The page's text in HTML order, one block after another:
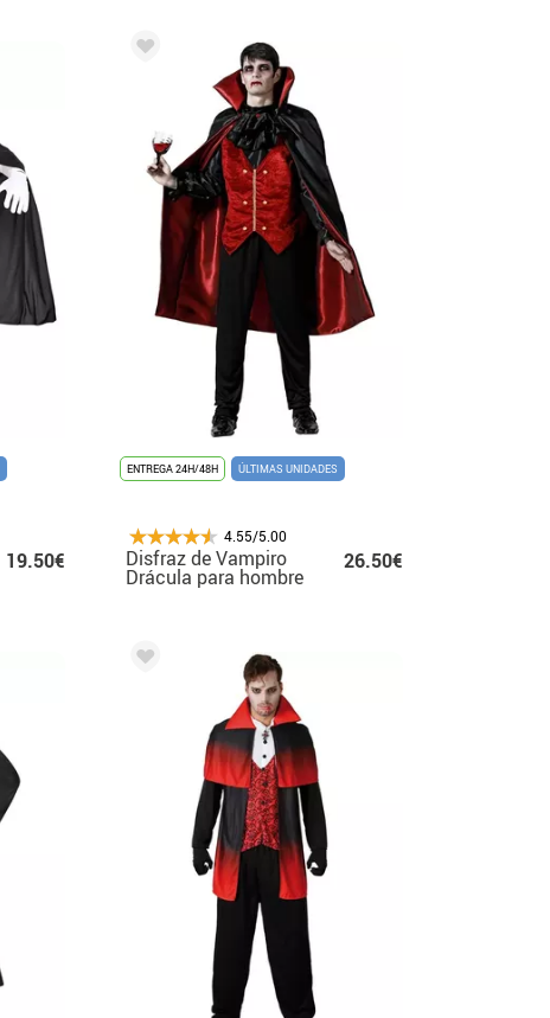
19.50€
ENTREGA 24H/48H ÚLTIMAS UNIDADES
4.55/5.00
Disfraz de Vampiro
Drácula para hombre
26.50€